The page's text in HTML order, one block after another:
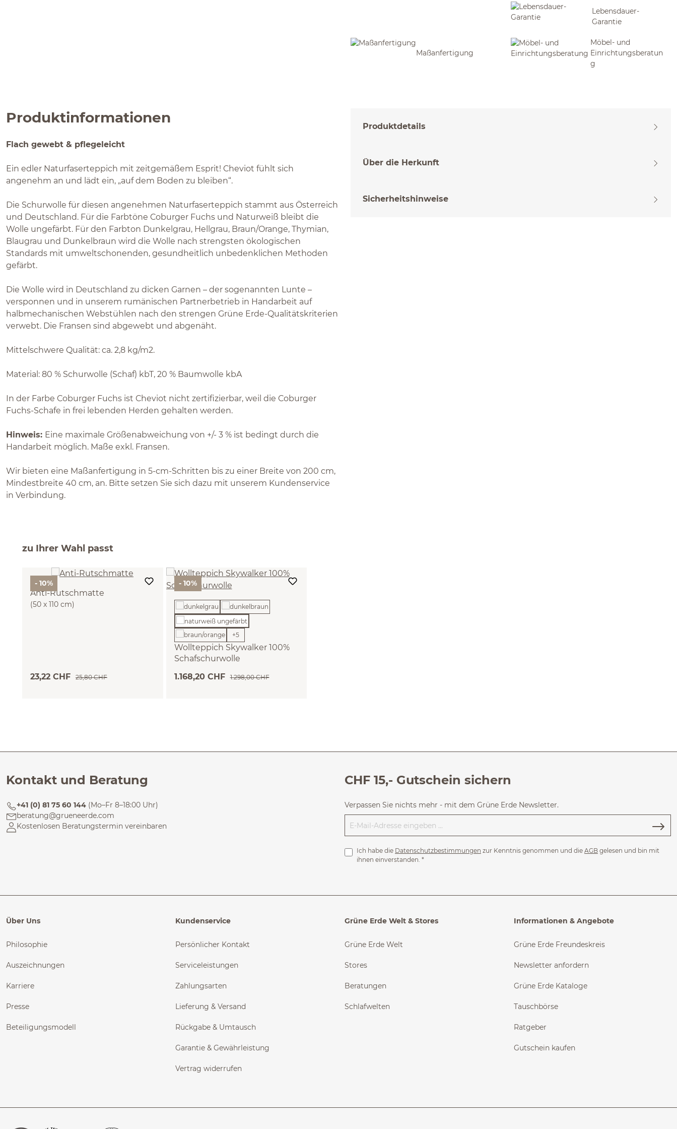
Lebensdauer-
Garantie
Maßanfertigung
Möbel- und
Einrichtungsberatun
g
Produktinformationen
Flach gewebt & pflegeleicht
Ein edler Naturfaserteppich mit zeitgemäßem Esprit! Cheviot fühlt sich
angenehm an und lädt ein, „auf dem Boden zu bleiben“.
Die Schurwolle für diesen angenehmen Naturfaserteppich stammt aus Österreich
und Deutschland. Für die Farbtöne Coburger Fuchs und Naturweiß bleibt die
Wolle ungefärbt. Für den Farbton Dunkelgrau, Hellgrau, Braun/Orange, Thymian,
Blaugrau und Dunkelbraun wird die Wolle nach strengsten ökologischen
Standards mit umweltschonenden, gesundheitlich unbedenklichen Methoden
gefärbt.
Die Wolle wird in Deutschland zu dicken Garnen – der sogenannten Lunte –
versponnen und in unserem rumänischen Partnerbetrieb in Handarbeit auf
halbmechanischen Webstühlen nach den strengen Grüne Erde-Qualitätskriterien
verwebt. Die Fransen sind abgewebt und abgenäht.
Mittelschwere Qualität: ca. 2,8 kg/m2.
Material: 80 % Schurwolle (Schaf) kbT, 20 % Baumwolle kbA
In der Farbe Coburger Fuchs ist Cheviot nicht zertifizierbar, weil die Coburger
Fuchs-Schafe in frei lebenden Herden gehalten werden.
Hinweis: Eine maximale Größenabweichung von +/- 3 % ist bedingt durch die
Handarbeit möglich. Maße exkl. Fransen.
Wir bieten eine Maßanfertigung in 5-cm-Schritten bis zu einer Breite von 200 cm,
Mindestbreite 40 cm, an. Bitte setzen Sie sich dazu mit unserem Kundenservice
in Verbindung.
Produktdetails
Über die Herkunft
Sicherheitshinweise
zu Ihrer Wahl passt
- 10%
Anti-Rutschmatte
(50 x 110 cm)
23,22 CHF 25,80 CHF
- 10%
Wollteppich Skywalker 100%
Schafschurwolle
cm)
+5
1.168,20 CHF 1.298,00 CHF
Kontakt und Beratung
+41 (0) 81 75 60 144 (Mo–Fr 8–18:00 Uhr)
beratung@grueneerde.com
Kostenlosen Beratungstermin vereinbaren
CHF 15,- Gutschein sichern
Verpassen Sie nichts mehr - mit dem Grüne Erde Newsletter.
Ich habe die Datenschutzbestimmungen zur Kenntnis genommen und die AGB gelesen und bin mit
ihnen einverstanden. *
Über Uns
Philosophie
Auszeichnungen
Karriere
Presse
Beteiligungsmodell
Kundenservice
Persönlicher Kontakt
Serviceleistungen
Zahlungsarten
Lieferung & Versand
Rückgabe & Umtausch
Garantie & Gewährleistung
Vertrag widerrufen
Grüne Erde Welt & Stores
Grüne Erde Welt
Stores
Beratungen
Schlafwelten
Informationen & Angebote
Grüne Erde Freundeskreis
Newsletter anfordern
Grüne Erde Kataloge
Tauschbörse
Ratgeber
Gutschein kaufen